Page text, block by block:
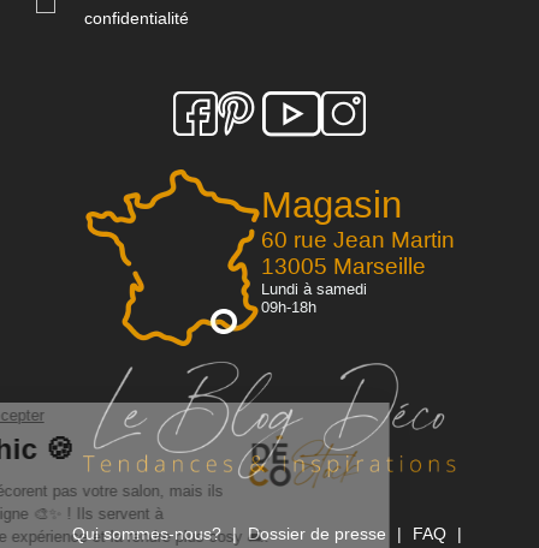
Magasin
60 rue Jean Martin
13005 Marseille
Lundi à samedi
09h-18h
confidentialité
Qui sommes-nous? Dossier de presse FAQ